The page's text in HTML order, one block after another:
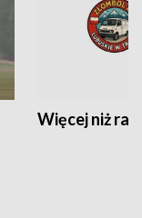
Więcej niż rajd